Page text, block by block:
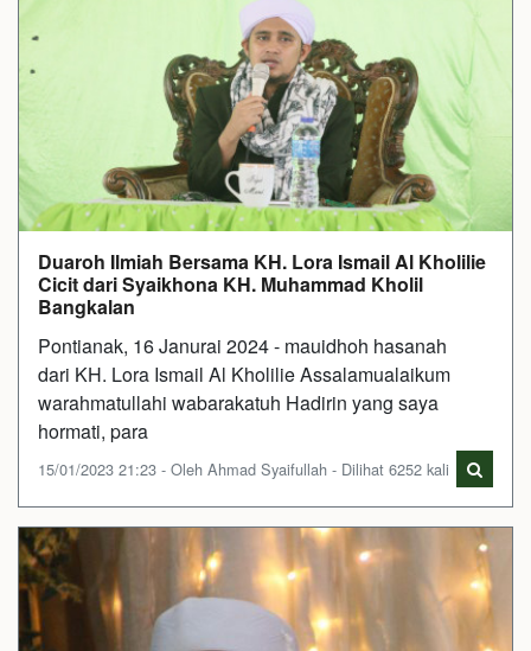
Duaroh Ilmiah Bersama KH. Lora Ismail Al Kholilie
Cicit dari Syaikhona KH. Muhammad Kholil
Bangkalan
Pontianak, 16 Janurai 2024 - mauidhoh hasanah
dari KH. Lora Ismail Al Kholilie Assalamualaikum
warahmatullahi wabarakatuh Hadirin yang saya
hormati, para
15/01/2023 21:23 - Oleh Ahmad Syaifullah - Dilihat 6252 kali